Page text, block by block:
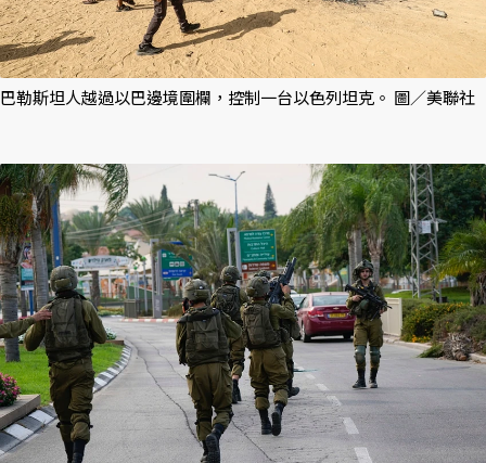
巴勒斯坦人越過以巴邊境圍欄，控制一台以色列坦克。 圖／美聯社